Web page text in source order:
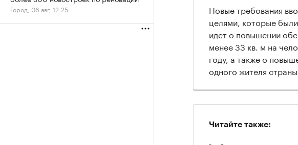
Новые требования
целями, которые
идет о повышении
менее 33 кв. м на
году, а также о
одного жителя
Читайте также:
Город, 06 авг, 12:25